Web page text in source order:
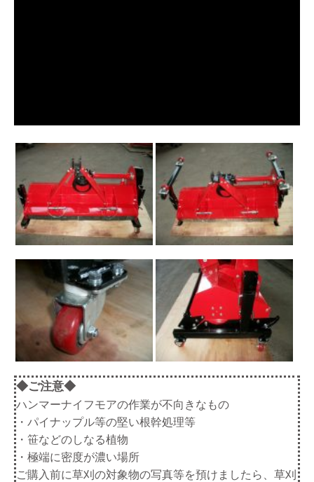
◆ご注意◆
ハンマーナイフモアの作業が不向きなもの
・パイナップル等の堅い根幹処理等
・笹などのしなる植物
・極端に密度が濃い場所
ご購入前に草刈の対象物の写真等を預けましたら、草刈